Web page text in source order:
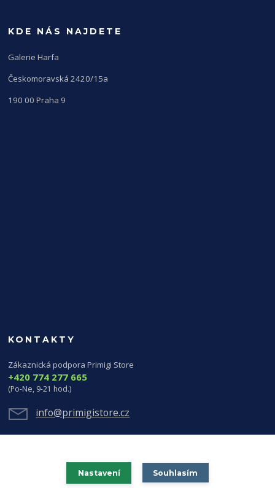
KDE NÁS NAJDETE
Galerie Harfa
Českomoravská 2420/15a
190 00 Praha 9
KONTAKTY
Zákaznická podpora Primigi Store
+420 774 277 665
(Po-Ne, 9-21 hod.)
info@primigistore.cz
Nastavení Souhlasím